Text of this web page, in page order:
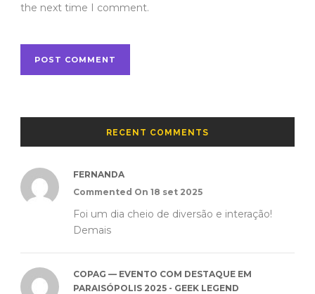
the next time I comment.
RECENT COMMENTS
FERNANDA
Commented On 18 set 2025
Foi um dia cheio de diversão e interação!
Demais
COPAG — EVENTO COM DESTAQUE EM
PARAISÓPOLIS 2025 - GEEK LEGEND